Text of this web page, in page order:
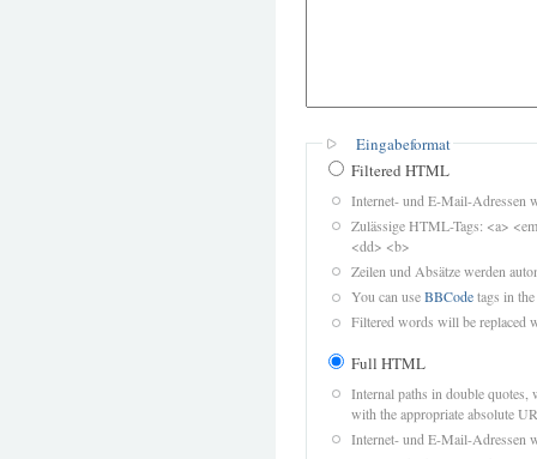
Eingabeformat
Filtered HTML
Internet- und E-Mail-Adressen
Zulässige HTML-Tags: <a>
<dd> <b>
Zeilen und Absätze werden
You can useBBCodetags in
Filtered words will be replaced
Full HTML
Internal paths in double quotes,
with the appropriate absolute
Internet- und E-Mail-Adressen